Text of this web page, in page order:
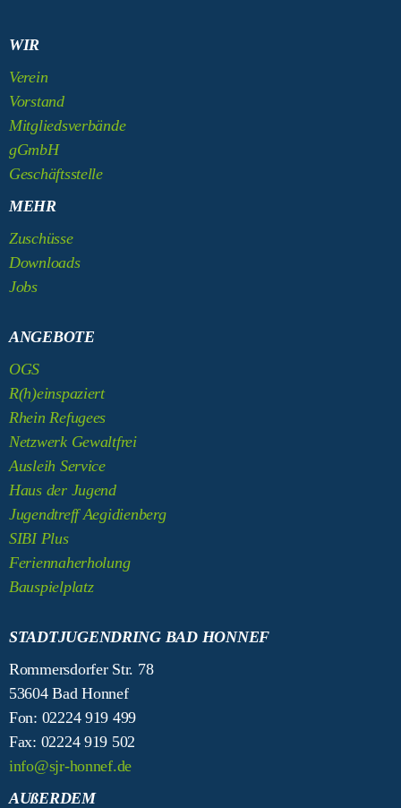
WIR
Verein
Vorstand
Mitgliedsverbände
gGmbH
Geschäftsstelle
MEHR
Zuschüsse
Downloads
Jobs
ANGEBOTE
OGS
R(h)einspaziert
Rhein Refugees
Netzwerk Gewaltfrei
Ausleih Service
Haus der Jugend
Jugendtreff Aegidienberg
SIBI Plus
Feriennaherholung
Bauspielplatz
STADTJUGENDRING BAD HONNEF
Rommersdorfer Str. 78
53604 Bad Honnef
Fon: 02224 919 499
Fax: 02224 919 502
info@sjr-honnef.de
AUßERDEM